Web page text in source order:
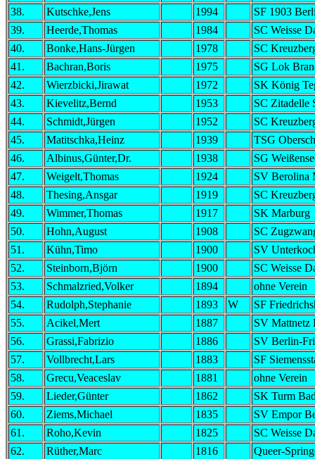
38.
Kutschke,Jens 1994
SF 1903
39.
Heerde,Thomas 1984
SC Weisse
40.
Bonke,Hans-Jürgen 1978
SC
41.
Bachran,Boris 1975
SG Lok
42.
Wierzbicki,Jirawat 1972
SK König
43.
Kievelitz,Bernd 1953
SC Zitadelle
44.
Schmidt,Jürgen 1952
SC
45.
Matitschka,Heinz 1939
TSG
46.
Albinus,Günter,Dr. 1938
SG
47.
Weigelt,Thomas 1924
SV Berolina
48.
Thesing,Ansgar 1919
SC
49.
Wimmer,Thomas 1917
SK Marburg
50.
Hohn,August 1908
SC
51.
Kühn,Timo 1900
SV
52.
Steinborn,Björn 1900
SC Weisse
53.
Schmalzried,Volker 1894
ohne Verein
54.
Rudolph,Stephanie 1893 W
SF
55.
Acikel,Mert 1887
SV Mattnetz
56.
Grassi,Fabrizio 1886
SV Berlin-
57.
Vollbrecht,Lars 1883
SF
58.
Grecu,Veaceslav 1881
ohne Verein
59.
Lieder,Günter 1862
SK Turm
60.
Ziems,Michael 1835
SV Empor
61.
Roho,Kevin 1825
SC Weisse
62.
Rüther,Marc 1816
Queer-